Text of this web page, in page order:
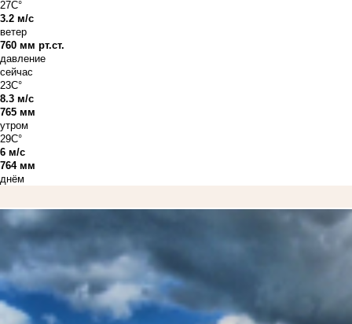
27C°
3.2 м/с
ветер
760 мм рт.ст.
давление
сейчас
23C°
8.3 м/с
765 мм
утром
29C°
6 м/с
764 мм
днём